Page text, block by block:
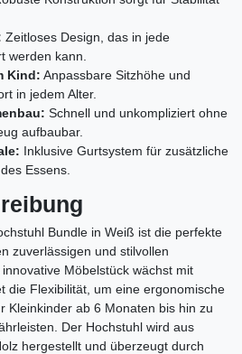
Zeitloses Design, das in jede
werden kann.
Kind: Anpassbare Sitzhöhe und
in jedem Alter.
Schnell und unkompliziert ohne
aufbaubar.
Inklusive Gurtsystem für zusätzliche
Essens.
Bundle in Weiß ist die perfekte
zuverlässigen und stilvollen
Möbelstück wächst mit
die Flexibilität, um eine ergonomische
Kleinkinder ab 6 Monaten bis hin zu
Der Hochstuhl wird aus
hergestellt und überzeugt durch